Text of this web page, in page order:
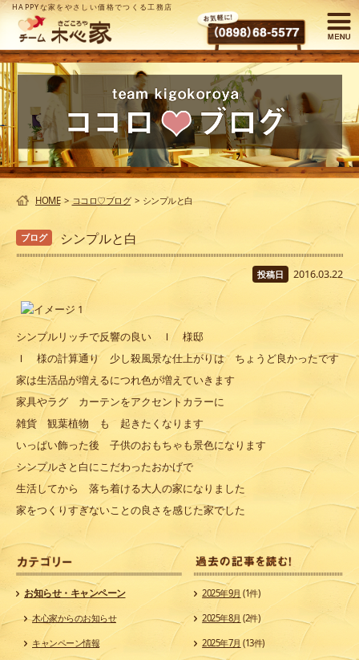
HAPPYな家をやさしい価格でつくる工務店
HOME > ココロ♡ブログ > シンプルと白
ブログ シンプルと白
投稿日 2016.03.22
シンプルリッチで反響の良い Ｉ 様邸
Ｉ 様の計算通り 少し殺風景な仕上がりは ちょうど良かったです
家は生活品が増えるにつれ色が増えていきます
家具やラグ カーテンをアクセントカラーに
雑貨 観葉植物 も 起きたくなります
いっぱい飾った後 子供のおもちゃも景色になります
シンプルさと白にこだわったおかげで
生活してから 落ち着ける大人の家になりました
家をつくりすぎないことの良さを感じた家でした
お知らせ・キャンペーン
木心家からのお知らせ
キャンペーン情報
2025年9月 (1件)
2025年8月 (2件)
2025年7月 (13件)